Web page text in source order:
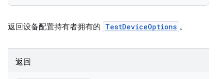
返回设备配置持有者拥有的 TestDeviceOptions 。
返回